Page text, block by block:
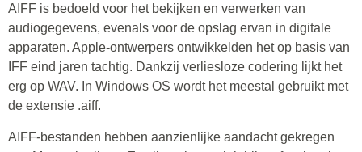
AIFF is bedoeld voor het bekijken en verwerken van
audiogegevens, evenals voor de opslag ervan in digitale
apparaten. Apple-ontwerpers ontwikkelden het op basis van
IFF eind jaren tachtig. Dankzij verliesloze codering lijkt het
erg op WAV. In Windows OS wordt het meestal gebruikt met
de extensie .aiff.
AIFF-bestanden hebben aanzienlijke aandacht gekregen